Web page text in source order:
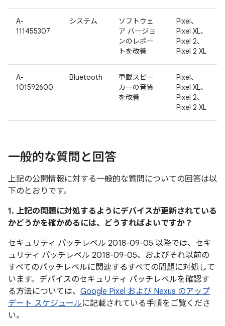
A-
111455307
システム
ソフトウェ
ア バージョ
ンのレポー
トを改善
Pixel、
Pixel XL、
Pixel 2、
Pixel 2 XL
A-
101592600
Bluetooth
車載スピー
カーの音質
を改善
Pixel、
Pixel XL、
Pixel 2、
Pixel 2 XL
一般的な質問と回答
上記の公開情報に対する一般的な質問についての回答は以
下のとおりです。
1. 上記の問題に対処するようにデバイスが更新されている
かどうかを確かめるには、どうすればよいですか？
セキュリティ パッチレベル 2018-09-05 以降では、セキ
ュリティ パッチレベル 2018-09-05、およびそれ以前の
すべてのパッチレベルに関連するすべての問題に対処して
います。デバイスのセキュリティ パッチレベルを確認す
る方法については、 Google Pixel および Nexus のアップ
デート スケジュールに記載されている手順をご覧くださ
い。